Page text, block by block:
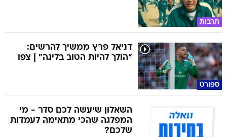
תרבות
ספורט
דניאל פרץ ממשיך להרשים:
"הולך להיות הטוב בליגה" | צפו
השאלון שיעשה לכם סדר - מי
המפלגה שהכי מתאימה לעמדות
שלכם?